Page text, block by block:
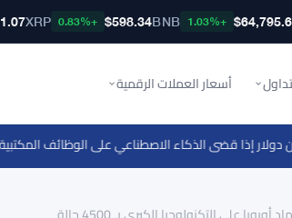
+1.03%
BNB
$598.34
+0.83%
XRP
أسعار العملات الرقمية
إذا قضى الذكاء الاصطناعي على الوظائف المكتبية·